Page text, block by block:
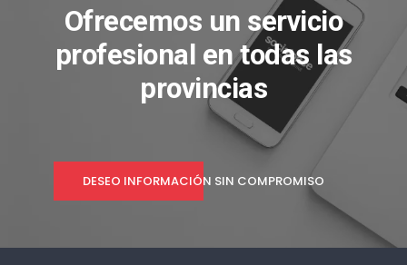
Ofrecemos un servicio
profesional en todas las
provincias
DESEO INFORMACIÓN SIN COMPROMISO